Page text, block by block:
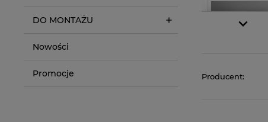
DO MONTAŻU
Nowości
Promocje Producent: